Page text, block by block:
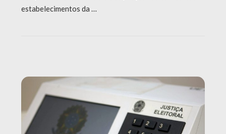
estabelecimentos da …